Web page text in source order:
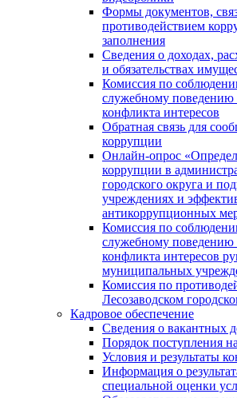
Формы документов,
противодействием
заполнения
Сведения о доходах,
и обязательствах
Комиссия по
служебному поведению
конфликта интересов
Обратная связь для
коррупции
Онлайн-опрос
коррупции в
городского округа и
учреждениях и
антикоррупционных
Комиссия по
служебному поведению
конфликта интересов
муниципальных
Комиссия по
Лесозаводском
Кадровое обеспечение
Сведения о вакантных
Порядок поступления
Условия и результаты
Информация о
специальной оценки